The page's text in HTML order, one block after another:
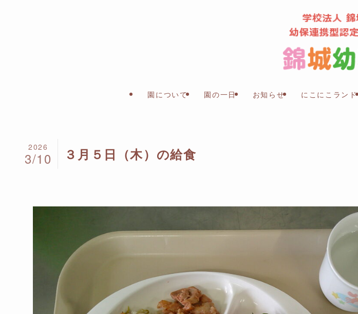
園について 園の一日 お知らせ にこにこランド
３月５日（木）の給食
2026
3/10